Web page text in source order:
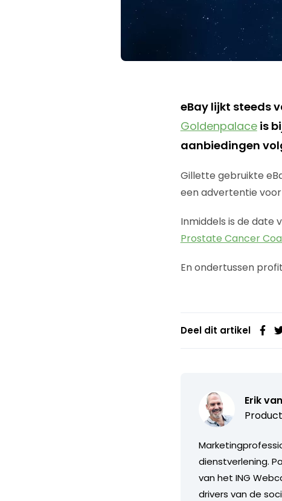
eBay lijkt steeds
Goldenpalaceis
aanbiedingen
Gillette gebruikte
een advertentie
Inmiddels is de date
Prostate Cancer
En ondertussen
Deel dit artikel
Erik
dienstverlening.
van het ING
drivers van de